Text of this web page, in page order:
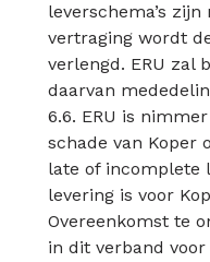
leverschema’s
vertraging wordt
verlengd. ERU zal
daarvan
6.6. ERU is
schade van Koper
late of incomplete
levering is voor
Overeenkomst te
in dit verband